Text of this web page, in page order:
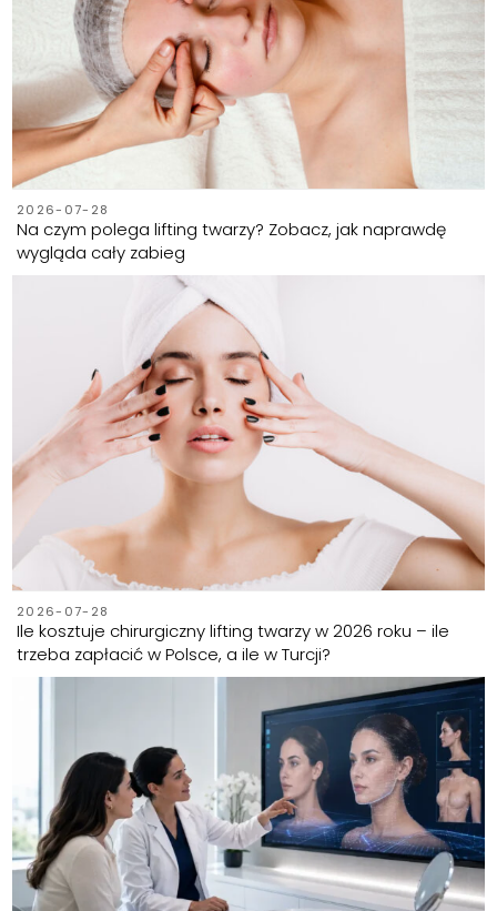
2026-07-28
Na czym polega lifting twarzy? Zobacz, jak naprawdę
wygląda cały zabieg
2026-07-28
Ile kosztuje chirurgiczny lifting twarzy w 2026 roku – ile
trzeba zapłacić w Polsce, a ile w Turcji?